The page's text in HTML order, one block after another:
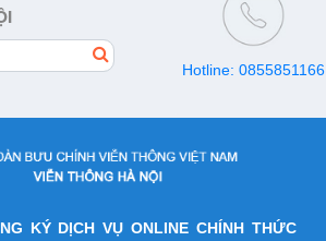
Hotline: 0855851166
KÝ DỊCH VỤ ONLINE CHÍNH THỨC